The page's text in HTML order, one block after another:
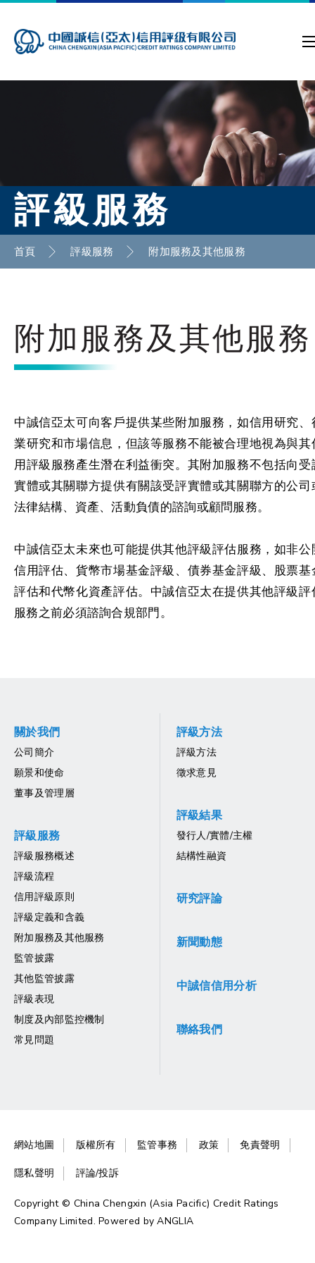
評級服務
首頁 評級服務 附加服務及其他服務
附加服務及其他服務
中誠信亞太可向客戶提供某些附加服務，如信用研究、
業研究和市場信息，但該等服務不能被合理地視為與其
用評級服務產生潛在利益衝突。其附加服務不包括向受
實體或其關聯方提供有關該受評實體或其關聯方的公司
法律結構、資產、活動負債的諮詢或顧問服務。
中誠信亞太未來也可能提供其他評級評估服務，如非公
信用評估、貨幣市場基金評級、債券基金評級、股票基
評估和代幣化資產評估。中誠信亞太在提供其他評級評
服務之前必須諮詢合規部門。
關於我們
公司簡介
願景和使命
董事及管理層
評級服務
評級服務概述
評級流程
信用評級原則
評級定義和含義
附加服務及其他服務
監管披露
其他監管披露
評級表現
制度及內部監控機制
常見問題
評級方法
評級方法
徵求意見
評級結果
發行人/實體/主權
結構性融資
研究評論
新聞動態
中誠信信用分析
聯絡我們
網站地圖 版權所有 監管事務 政策 免責聲明
隱私聲明 評論/投訴
Copyright © China Chengxin (Asia Pacific) Credit Ratings
Company Limited. Powered byANGLIA